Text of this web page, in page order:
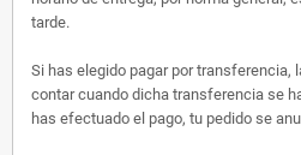
tarde.
Si has elegido pagar por transferencia,
contar cuando dicha transferencia se
has efectuado el pago, tu pedido se